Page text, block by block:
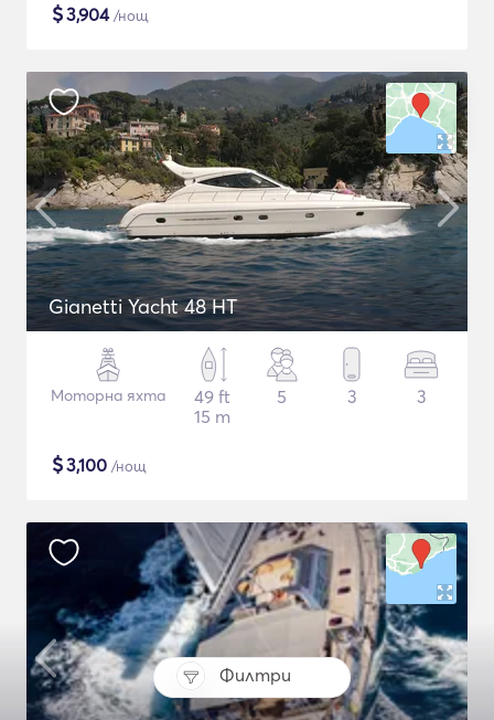
Филтри
$3,904/нощ
Gianetti Yacht 48 HT
Моторна яхта
49 ft
15 m
5 3 3
$3,100 /нощ